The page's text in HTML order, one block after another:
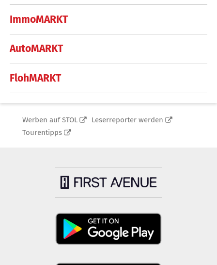
ImmoMARKT
AutoMARKT
FlohMARKT
Werben auf STOL
Leserreporter werden
Tourentipps